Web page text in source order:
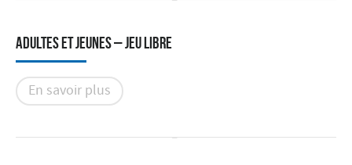
Adultes et Jeunes – Jeu libre
En savoir plus